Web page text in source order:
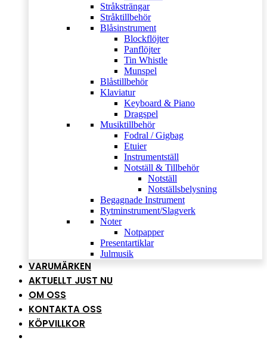
Stråksträngar
Stråktillbehör
Blåsinstrument
Blockflöjter
Panflöjter
Tin Whistle
Munspel
Blåstillbehör
Klaviatur
Keyboard & Piano
Dragspel
Musiktillbehör
Fodral / Gigbag
Etuier
Instrumentställ
Notställ & Tillbehör
Notställ
Notställsbelysning
Begagnade Instrument
Rytminstrument/Slagverk
Noter
Notpapper
Presentartiklar
Julmusik
VARUMÄRKEN
AKTUELLT JUST NU
OM OSS
KONTAKTA OSS
KÖPVILLKOR